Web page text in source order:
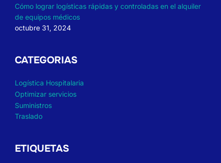
Cómo lograr logísticas rápidas y controladas en el alquiler
de equipos médicos
octubre 31, 2024
CATEGORIAS
Logística Hospitalaria
Optimizar servicios
Suministros
Traslado
ETIQUETAS